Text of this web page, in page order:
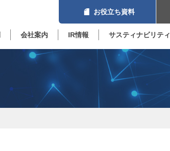
お役立ち資料
会社案内 IR情報 サスティナビリティ